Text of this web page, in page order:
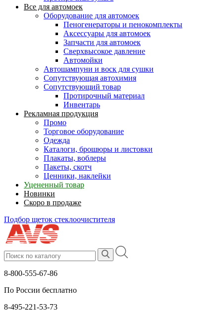
Все для автомоек
Оборудование для автомоек
Пеногенераторы и пенокомплекты
Аксессуары для автомоек
Запчасти для автомоек
Сверхвысокое давление
Автомойки
Автошампуни и воск для сушки
Сопутствующая автохимия
Сопутствующий товар
Протирочный материал
Инвентарь
Рекламная продукция
Промо
Торговое оборудование
Одежда
Каталоги, брошюры и листовки
Плакаты, воблеры
Пакеты, скотч
Ценники, наклейки
Уцененный товар
Новинки
Скоро в продаже
Подбор щеток стеклоочистителя
8-800-555-67-86
По России бесплатно
8-495-221-53-73